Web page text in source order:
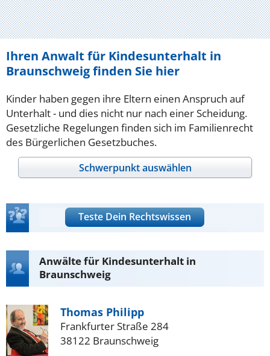
Ihren Anwalt für Kindesunterhalt in
Braunschweig finden Sie hier
Kinder haben gegen ihre Eltern einen Anspruch auf
Unterhalt - und dies nicht nur nach einer Scheidung.
Gesetzliche Regelungen finden sich im Familienrecht
des Bürgerlichen Gesetzbuches.
Schwerpunkt auswählen
Teste Dein Rechtswissen
Anwälte für Kindesunterhalt in
Braunschweig
Thomas Philipp
Frankfurter Straße 284
38122 Braunschweig